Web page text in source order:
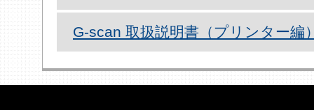
G-scan 取扱説明書（プリンター編